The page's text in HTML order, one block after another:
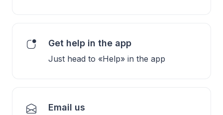
Get help in the app
Just head to «Help» in the app
Email us